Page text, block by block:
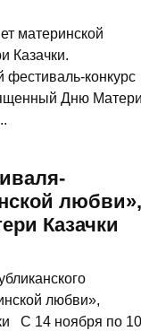
материнской
Казачки.
конкурс
Дню
любви»,
Казачки
любви»,
С 14 ноября по 10